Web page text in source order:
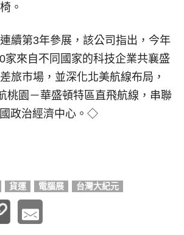
。
續第3年參展，該公司指出，今年
家來自不同國家的科技企業共襄盛
旅市場，並深化北美航線布局，
桃園－華盛頓特區直飛航線，串聯
政治經濟中心。◇
貨運 電腦展 台灣大紀元